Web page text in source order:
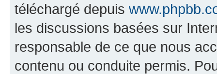
téléchargé depuis
les discussions basées sur
responsable de ce que nous
contenu ou conduite permis.